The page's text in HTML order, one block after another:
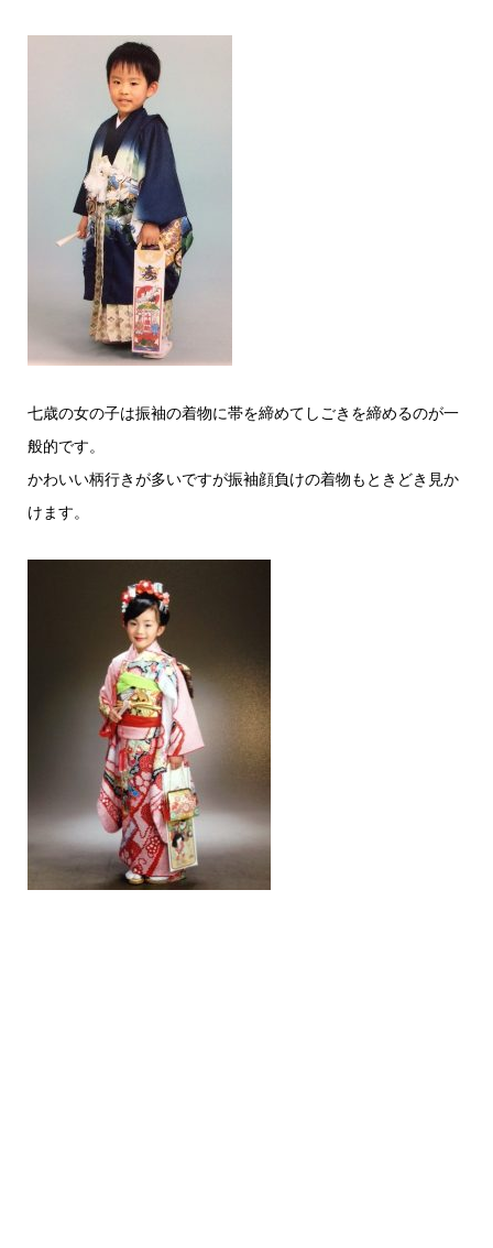
七歳の女の子は振袖の着物に帯を締めてしごきを締めるのが一
般的です。
かわいい柄行きが多いですが振袖顔負けの着物もときどき見か
けます。